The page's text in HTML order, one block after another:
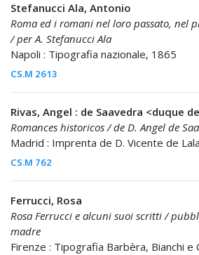
Stefanucci Ala, Antonio
Roma ed i romani nel loro passato, nel
/ per A. Stefanucci Ala
Napoli : Tipografia nazionale, 1865
CS.M 2613
Rivas, Angel : de Saavedra <duque
Romances historicos / de D. Angel de
Madrid : Imprenta de D. Vicente de
CS.M 762
Ferrucci, Rosa
Rosa Ferrucci e alcuni suoi scritti /
madre
Firenze : Tipografia Barbèra, Bianchi e